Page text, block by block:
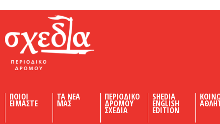
ΠΟΙΟΙ
ΕΙΜΑΣΤΕ
ΤΑ ΝΕΑ
ΜΑΣ
ΠΕΡΙΟΔΙΚΟ
ΔΡΟΜΟΥ
ΣΧΕΔΙΑ
SHEDIA
ENGLISH
EDITION